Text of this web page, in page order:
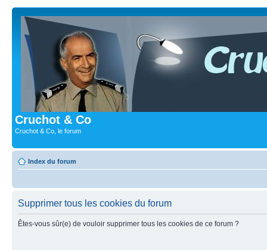
Cruchot & Co
Cruchot & Co, le forum
Index du forum
Supprimer tous les cookies du forum
Êtes-vous sûr(e) de vouloir supprimer tous les cookies de ce forum ?